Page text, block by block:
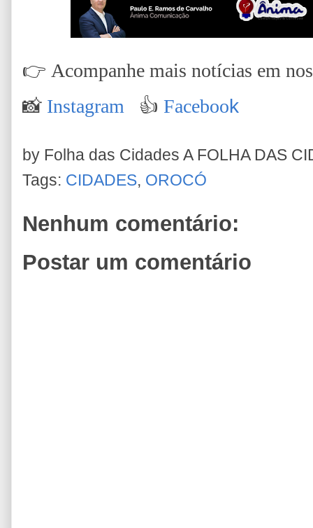
👉 Acompanhe mais notícias em
📸 Instagram 👍 Facebook
by Folha das Cidades A FOLHA DAS
Tags: CIDADES, OROCÓ
Nenhum comentário:
Postar um comentário